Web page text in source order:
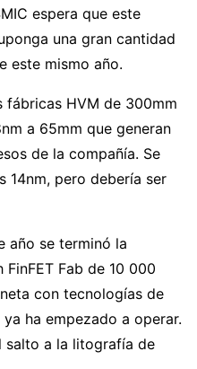
espera que este
una gran cantidad
este mismo año.
fábricas HVM de 300mm
a 65mm que generan
de la compañía. Se
14nm, pero debería ser
año se terminó la
Fab de 10 000
con tecnologías de
ha empezado a operar.
salto a la litografía de